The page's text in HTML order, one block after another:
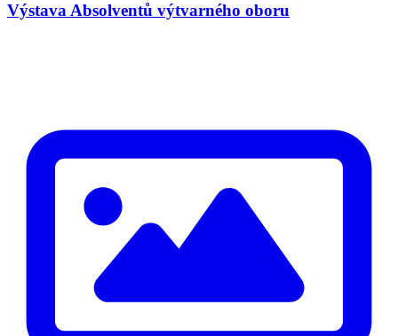
Výstava Absolventů výtvarného oboru